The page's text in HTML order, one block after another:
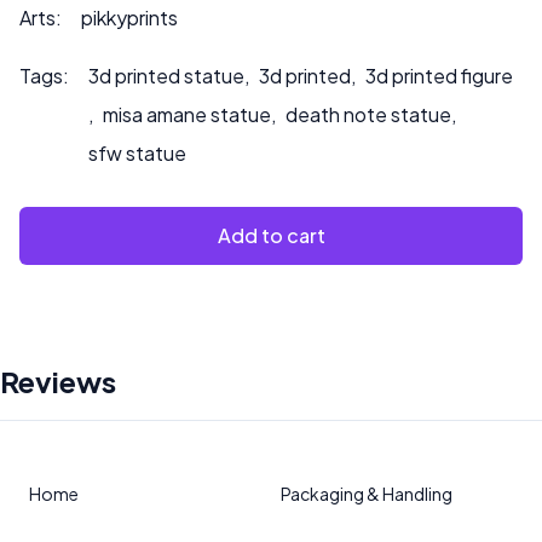
oder wenn Sie möchten, dass wir das Produkt bemalen.
Arts: pikkyprints
Tags: 3d printed statue, 3d printed, 3d printed figure
, misa amane statue, death note statue,
sfw statue
Add to cart
Reviews
Home Packaging & Handling